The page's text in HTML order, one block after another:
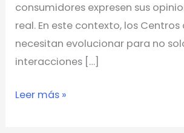
consumidores expresen sus
real. En este contexto, los Centros
necesitan evolucionar para no
interacciones […]
Leer más »